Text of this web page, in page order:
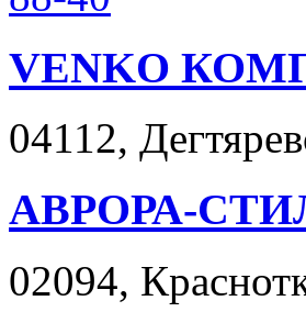
VENKO
04112,
АВРОРА-
02094,